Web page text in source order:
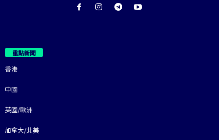
重點新聞
香港
中國
英國/歐洲
加拿大/北美